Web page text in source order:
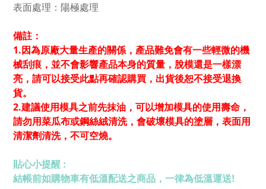
表面處理：陽極處理
備註：
1.因為原廠大量生產的關係，產品難免會有一些輕微的機
械刮痕，並不會影響產品本身的質量，脫模還是一樣漂
亮，請可以接受此點再確認購買，出貨後恕不接受退換
貨。
2.建議使用模具之前先抹油，可以增加模具的使用壽命，
請勿用菜瓜布或鋼絲絨清洗，會破壞模具的塗層，表面用
清潔劑清洗，不可空燒。
貼心小提醒 :
結帳前如購物車有低溫配送之商品，一律為低溫運送!